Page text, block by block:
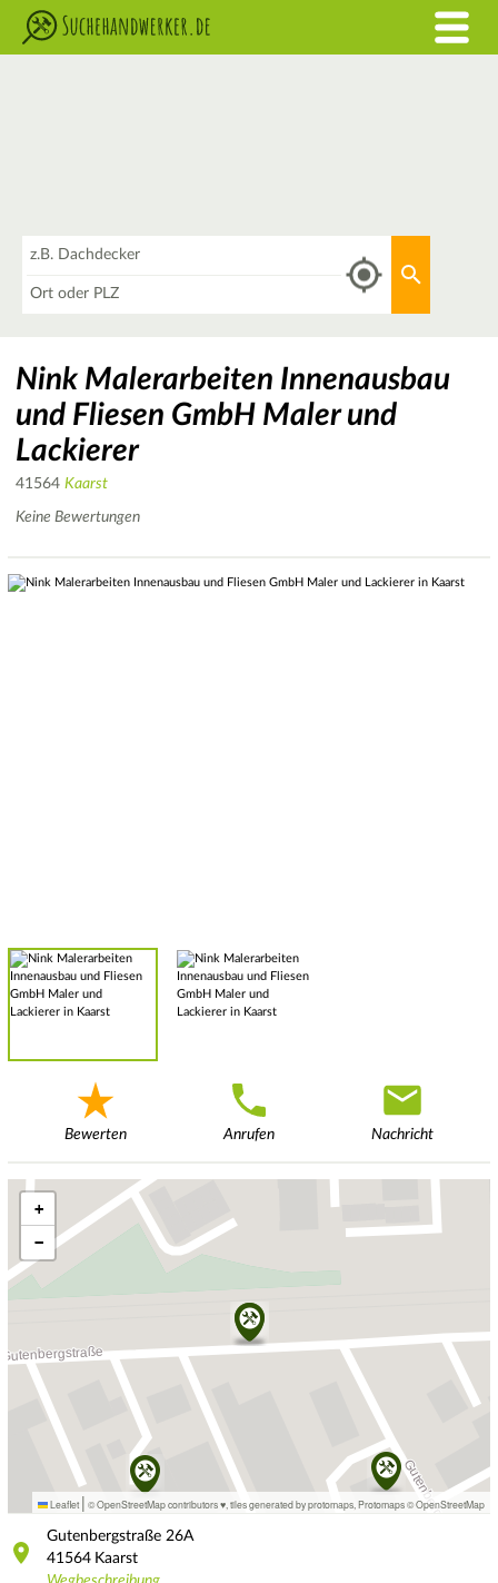
Nink Malerarbeiten Innenausbau
und Fliesen GmbH Maler und
Lackierer
41564 Kaarst
Keine Bewertungen
Bewerten Anrufen Nachricht
+
−
Leaflet | © OpenStreetMap contributors ♥, tiles generated by protomaps Protomaps©OpenStreetMap
Gutenbergstraße 26A
41564 Kaarst